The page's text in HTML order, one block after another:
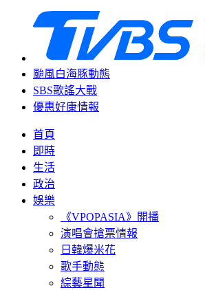
颱風白海豚動態
SBS歌謠大戰
優惠好康情報
首頁
即時
生活
政治
娛樂
《VPOPASIA》開播
演唱會搶票情報
日韓爆米花
歌手動態
綜藝星聞